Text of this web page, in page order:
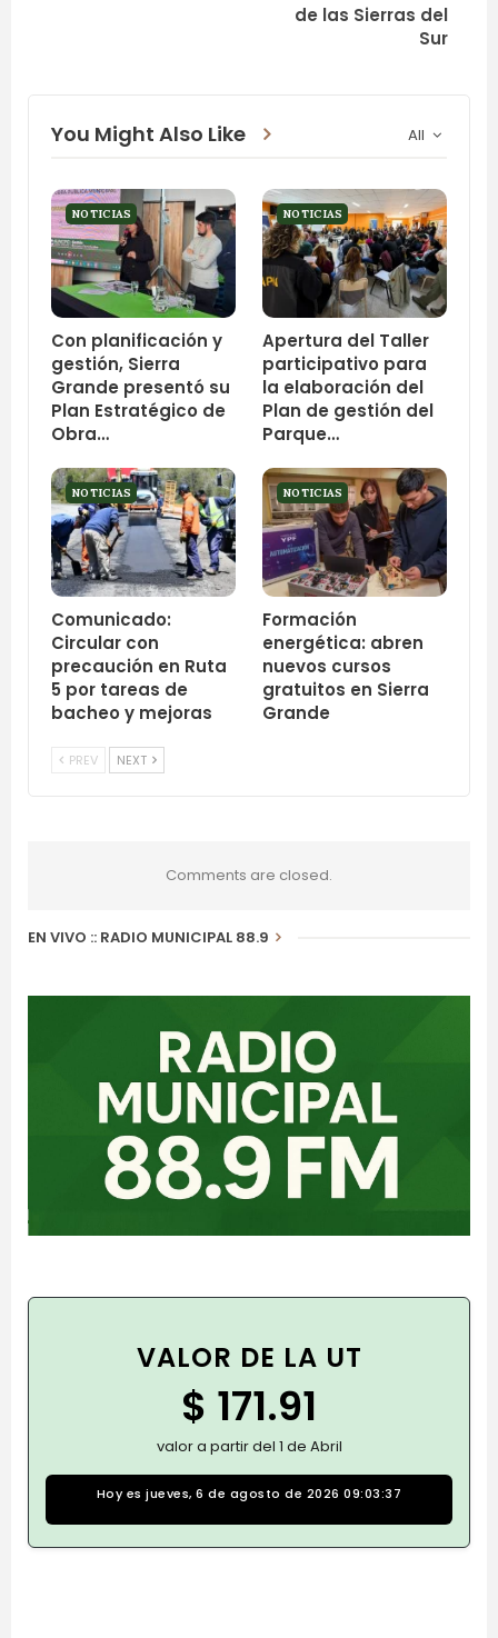
de las Sierras del
Sur
All
You Might Also Like
NOTICIAS
Con planificación y
gestión, Sierra
Grande presentó su
Plan Estratégico de
Obra…
NOTICIAS
Apertura del Taller
participativo para
la elaboración del
Plan de gestión del
Parque…
NOTICIAS
Comunicado:
Circular con
precaución en Ruta
5 por tareas de
bacheo y mejoras
NOTICIAS
Formación
energética: abren
nuevos cursos
gratuitos en Sierra
Grande
PREV NEXT
Comments are closed.
EN VIVO :: RADIO MUNICIPAL 88.9
VALOR DE LA UT
$ 171.91
valor a partir del 1 de Abril
Hoy es jueves, 6 de agosto de 2026 09:03:37